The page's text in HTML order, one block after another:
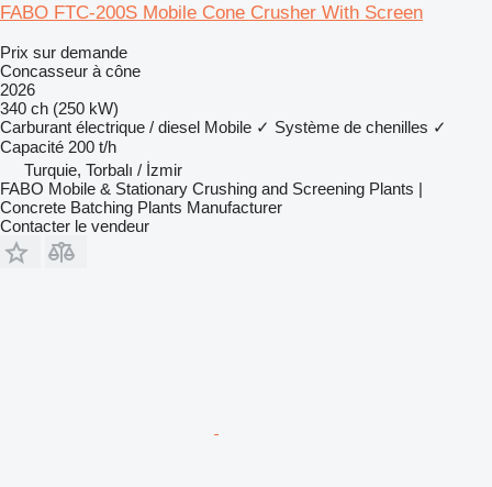
FABO FTC-200S Mobile Cone Crusher With Screen
Prix sur demande
Concasseur à cône
2026
340 ch (250 kW)
Carburant électrique / diesel Mobile ✓ Système de chenilles ✓
Capacité 200 t/h
Turquie, Torbalı / İzmir
FABO Mobile & Stationary Crushing and Screening Plants |
Concrete Batching Plants Manufacturer
Contacter le vendeur